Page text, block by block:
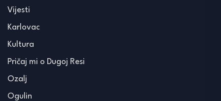
Vijesti
Karlovac
Kultura
Pričaj mi o Dugoj Resi
Ozalj
Ogulin